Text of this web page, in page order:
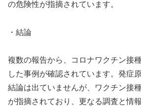
の危険性が指摘されています。
・結論
複数の報告から、コロナワクチン接
した事例が確認されています。発症
結論は出ていませんが、ワクチン接
が指摘されており、更なる調査と情